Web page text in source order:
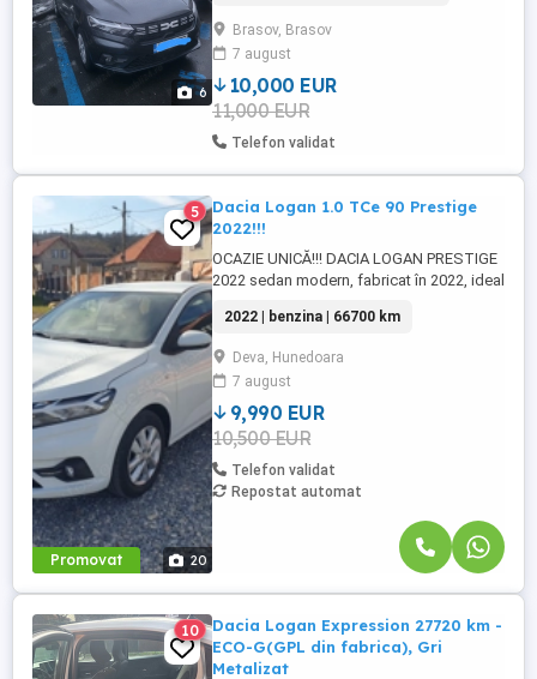
6
accept orice test. Multiple dotari (aer
conditionat, geamuri electrice, senzori
parcare etc). ITP valabil 2 ani. Prețul este
fix 10000 euro.
Brasov, Brasov
7 august
10,000 EUR
11,000 EUR
Telefon validat
Promovat 20
5
Dacia Logan 1.0 TCe 90 Prestige
2022!!!
OCAZIE UNICĂ!!! DACIA LOGAN PRESTIGE
2022 sedan modern, fabricat în 2022, ideal
cu consum redus, dotată cu sisteme
avansate de siguranță și confort, pregătită
pentru un nou proprietar. Stare tehnică și
optică excelentă. Prima înmatriculare:
28.10.2022 Culoare: ...
2022 | benzina | 66700 km
Deva, Hunedoara
7 august
9,990 EUR
10,500 EUR
Telefon validat
Repostat automat
10
Dacia Logan Expression 27720 km -
ECO-G(GPL din fabrica), Gri
Metalizat